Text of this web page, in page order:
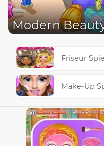
Modern
Friseur
Make-Up